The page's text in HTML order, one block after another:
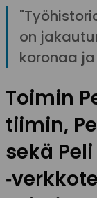
on
koronaa
Toimin
tiimin,
sekä